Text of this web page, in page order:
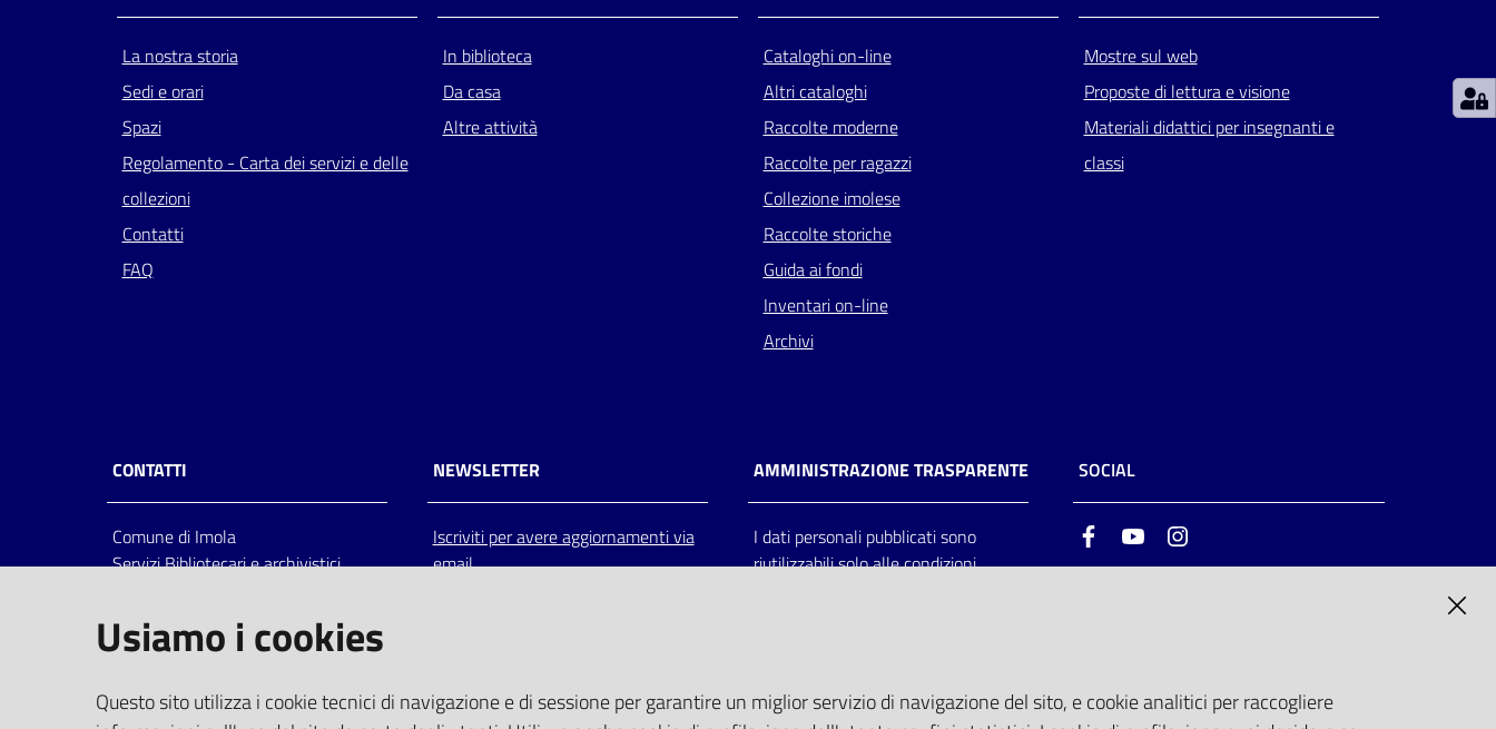
La nostra storia
Sedi e orari
Spazi
Regolamento - Carta dei servizi e delle
collezioni
Contatti
FAQ
In biblioteca
Da casa
Altre attività
Cataloghi on-line
Altri cataloghi
Raccolte moderne
Raccolte per ragazzi
Collezione imolese
Raccolte storiche
Guida ai fondi
Inventari on-line
Archivi
Mostre sul web
Proposte di lettura e visione
Materiali didattici per insegnanti e
classi
CONTATTI
Comune di Imola
Servizi Bibliotecari e archivistici
Italia
centralino: tel 0542.6026.36 fax
bim@comune.imola.bo.it
PEC
NEWSLETTER
Iscriviti per avere aggiornamenti via
email
AMMINISTRAZIONE TRASPARENTE
I dati personali pubblicati sono
riutilizzabili solo alle condizioni
SOCIAL
FacebookYoutube
Usiamo i cookies
Questo sito utilizza i cookie tecnici di navigazione e di sessione per garantire un miglior servizio di navigazione del sito, e cookie analitici per raccogliere